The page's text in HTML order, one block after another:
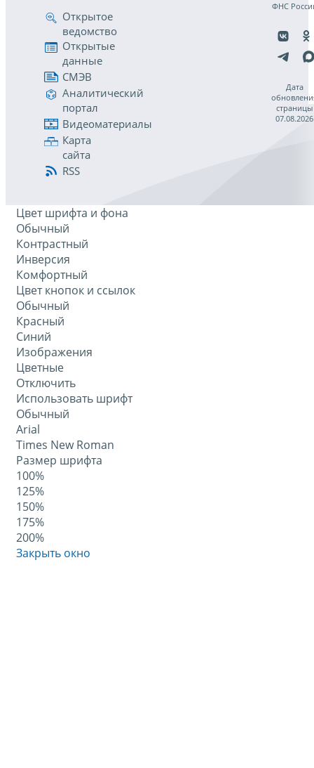
Открытое
ведомство
Открытые
данные
СМЭВ
Аналитический
портал
Видеоматериалы
Карта
сайта
RSS
ФНС
Дата
страницы
07.08.2026
Цвет шрифта и фона
Обычный
Контрастный
Инверсия
Комфортный
Цвет кнопок и ссылок
Обычный
Красный
Синий
Изображения
Цветные
Отключить
Использовать шрифт
Обычный
Arial
Times New Roman
Размер шрифта
100%
125%
150%
175%
200%
Закрыть окно